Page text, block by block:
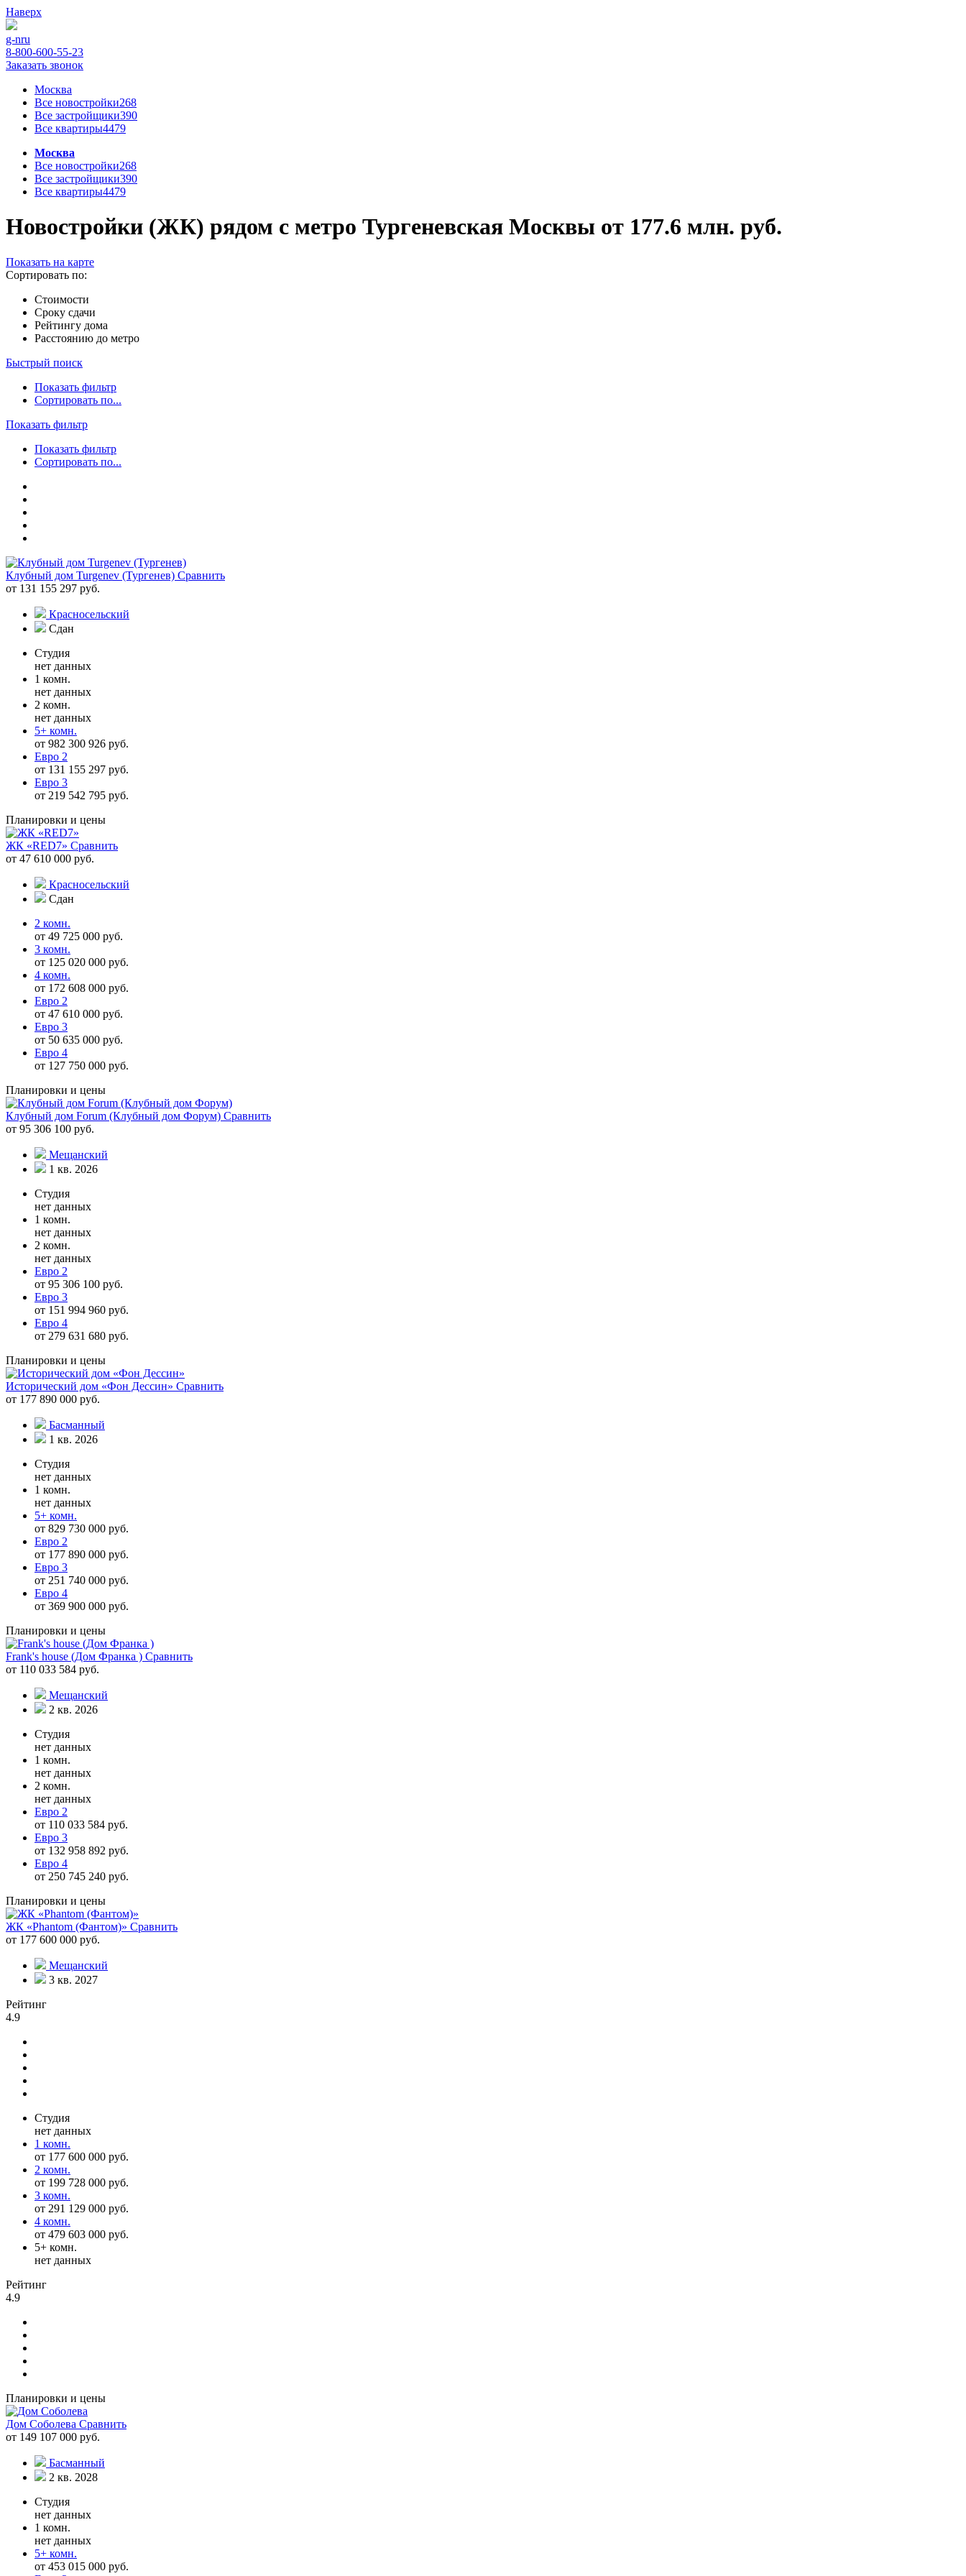
Наверх
g-nru
8-800-600-55-23
Заказать звонок
Москва
Все новостройки268
Все застройщики390
Все квартиры4479
Москва
Все новостройки268
Все застройщики390
Все квартиры4479
Новостройки (ЖК) рядом с метро Тургеневская Москвы от 177.6 млн. руб.
Показать на карте
Сортировать по:
Стоимости
Сроку сдачи
Рейтингу дома
Расстоянию до метро
Быстрый поиск
Показать фильтр
Сортировать по...
Показать фильтр
Показать фильтр
Сортировать по...
Клубный дом Turgenev (Тургенев) Сравнить
от 131 155 297 руб.
Красносельский
Сдан
Студия
нет данных
1 комн.
нет данных
2 комн.
нет данных
5+ комн.
от 982 300 926 руб.
Евро 2
от 131 155 297 руб.
Евро 3
от 219 542 795 руб.
Планировки и цены
ЖК «RED7» Сравнить
от 47 610 000 руб.
Красносельский
Сдан
2 комн.
от 49 725 000 руб.
3 комн.
от 125 020 000 руб.
4 комн.
от 172 608 000 руб.
Евро 2
от 47 610 000 руб.
Евро 3
от 50 635 000 руб.
Евро 4
от 127 750 000 руб.
Планировки и цены
Клубный дом Forum (Клубный дом Форум) Сравнить
от 95 306 100 руб.
Мещанский
1 кв. 2026
Студия
нет данных
1 комн.
нет данных
2 комн.
нет данных
Евро 2
от 95 306 100 руб.
Евро 3
от 151 994 960 руб.
Евро 4
от 279 631 680 руб.
Планировки и цены
Исторический дом «Фон Дессин» Сравнить
от 177 890 000 руб.
Басманный
1 кв. 2026
Студия
нет данных
1 комн.
нет данных
5+ комн.
от 829 730 000 руб.
Евро 2
от 177 890 000 руб.
Евро 3
от 251 740 000 руб.
Евро 4
от 369 900 000 руб.
Планировки и цены
Frank's house (Дом Франка ) Сравнить
от 110 033 584 руб.
Мещанский
2 кв. 2026
Студия
нет данных
1 комн.
нет данных
2 комн.
нет данных
Евро 2
от 110 033 584 руб.
Евро 3
от 132 958 892 руб.
Евро 4
от 250 745 240 руб.
Планировки и цены
ЖК «Phantom (Фантом)» Сравнить
от 177 600 000 руб.
Мещанский
3 кв. 2027
Рейтинг
4.9
Студия
нет данных
1 комн.
от 177 600 000 руб.
2 комн.
от 199 728 000 руб.
3 комн.
от 291 129 000 руб.
4 комн.
от 479 603 000 руб.
5+ комн.
нет данных
Рейтинг
4.9
Планировки и цены
Дом Соболева Сравнить
от 149 107 000 руб.
Басманный
2 кв. 2028
Студия
нет данных
1 комн.
нет данных
5+ комн.
от 453 015 000 руб.